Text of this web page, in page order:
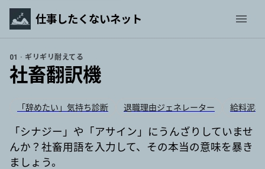
仕事したくないネット
01 · ギリギリ耐えてる
社畜翻訳機
「辞めたい」気持ち診断 退職理由ジェネレーター 給料泥
「シナジー」や「アサイン」にうんざりしていませ
んか？社畜用語を入力して、その本当の意味を暴き
ましょう。